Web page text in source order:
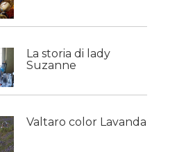
La storia di lady
Suzanne
Valtaro color Lavanda